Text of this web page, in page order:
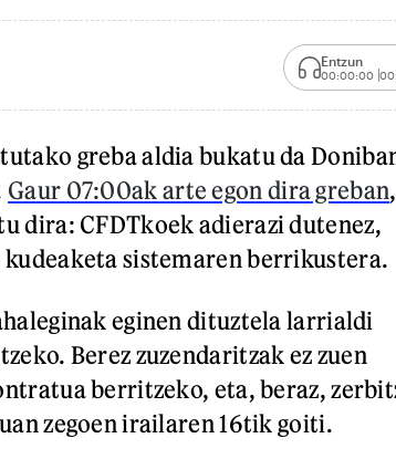
Entzun
00:00:00
greba aldia bukatu da
Gaur 07:00ak arte egon dira greban
dira: CFDTkoek adierazi dutenez,
kudeaketa sistemaren berrikustera.
eginen dituztela larrialdi
Berez zuzendaritzak ez zuen
berritzeko, eta, beraz,
zegoen irailaren 16tik goiti.